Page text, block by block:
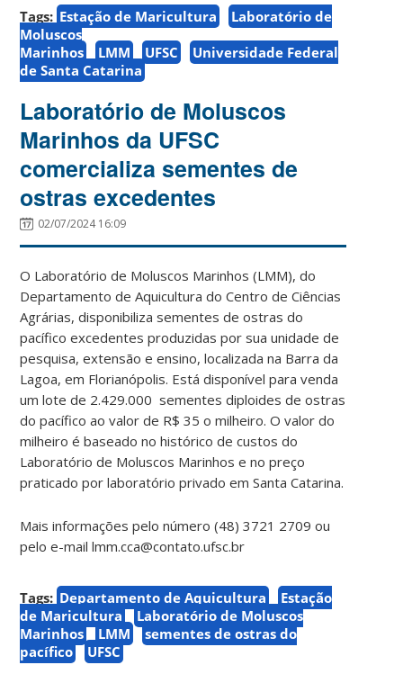
Tags: Estação de Maricultura
Laboratório de
Moluscos
Marinhos
LMM UFSC
Universidade Federal
de Santa Catarina
Laboratório de Moluscos
Marinhos da UFSC
comercializa sementes de
ostras excedentes
02/07/2024 16:09
O Laboratório de Moluscos Marinhos (LMM), do
Departamento de Aquicultura do Centro de Ciências
Agrárias, disponibiliza sementes de ostras do
pacífico excedentes produzidas por sua unidade de
pesquisa, extensão e ensino, localizada na Barra da
Lagoa, em Florianópolis. Está disponível para venda
um lote de 2.429.000 sementes diploides de ostras
do pacífico ao valor de R$ 35 o milheiro. O valor do
milheiro é baseado no histórico de custos do
Laboratório de Moluscos Marinhos e no preço
praticado por laboratório privado em Santa Catarina.
Mais informações pelo número (48) 3721 2709 ou
pelo e-mail lmm.cca@contato.ufsc.br
Tags: Departamento de Aquicultura
Estação
de Maricultura
Laboratório de Moluscos
Marinhos
LMM
sementes de ostras do
pacífico
UFSC